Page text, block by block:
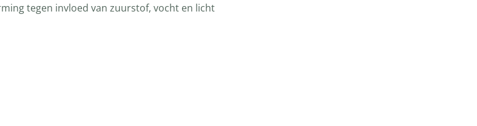
tegen invloed van zuurstof, vocht en licht